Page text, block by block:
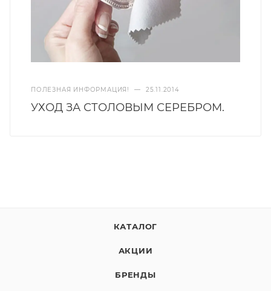
ПОЛЕЗНАЯ ИНФОРМАЦИЯ! — 25.11.2014
УХОД ЗА СТОЛОВЫМ СЕРЕБРОМ.
КАТАЛОГ
АКЦИИ
БРЕНДЫ